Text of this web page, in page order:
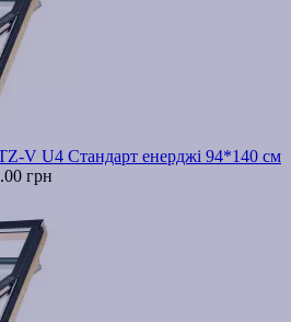
V U4 Стандарт енерджі 94*140 см
грн